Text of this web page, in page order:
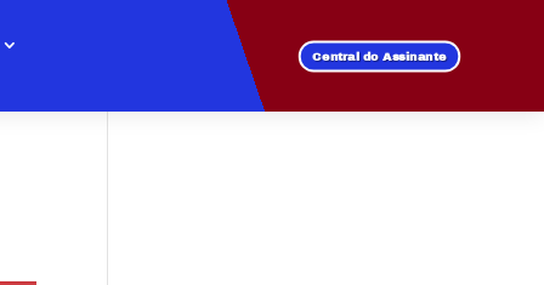
Central do Assinante